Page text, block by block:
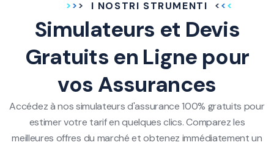
I NOSTRI STRUMENTI
Simulateurs et Devis
Gratuits en Ligne pour
vos Assurances
Accédez à nos simulateurs d'assurance 100% gratuits pour
estimer votre tarif en quelques clics. Comparez les
meilleures offres du marché et obtenez immédiatement un